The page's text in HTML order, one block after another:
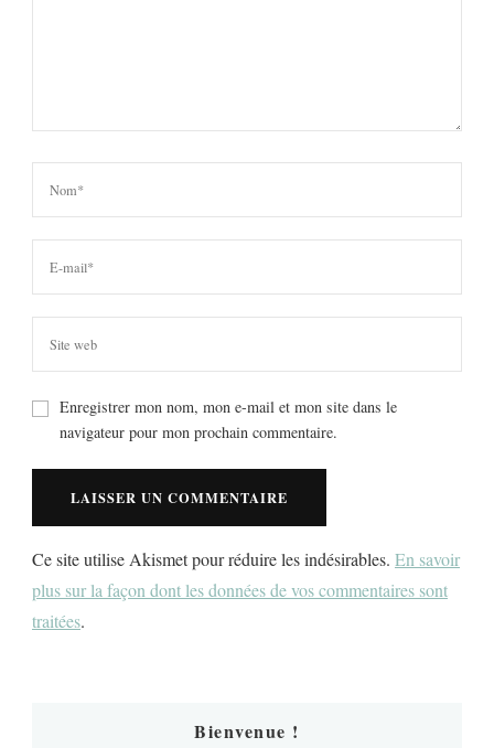
Enregistrer mon nom, mon e-mail et mon site dans le
navigateur pour mon prochain commentaire.
Ce site utilise Akismet pour réduire les indésirables. En savoir
plus sur la façon dont les données de vos commentaires sont
traitées.
Bienvenue !